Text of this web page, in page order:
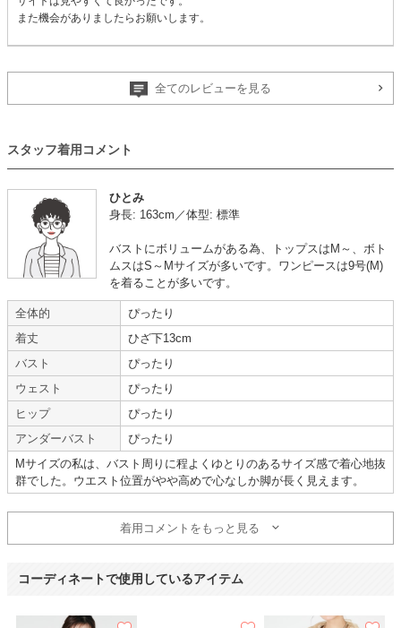
また機会がありましたらお願いします。
【A02971】を使用
体重 :50～54kg
【一緒に注文した商品】
ウエストがゴムで着やすい
【A02969】を使用
年齢 :
身長 :
160〜164cm
体重 :45～49kg
体型 : 華奢
使用シーン : 親族の結婚式
使用時期 :7月
使用地域 :神奈川県
サイズがぴったり。
夏、汗をかくので、あまりアクセサリーはつけたくないと思っていたので、
ネックレスがいらないデザインで、良かったです。
ネットのイメージよりは、明るめの青色だったと思います。
【一緒に注文した商品】
全てのレビューを見る
スタッフ着用コメント
ひとみ
身長: 163cm／体型: 標準
バストにボリュームがある為、トップスはM～、ボト
ムスはS～Mサイズが多いです。ワンピースは9号(M)
を着ることが多いです。
全体的
ぴったり
着丈
ひざ下13cm
バスト
ぴったり
ウェスト
ぴったり
ヒップ
ぴったり
アンダーバスト
ぴったり
Mサイズの私は、バスト周りに程よくゆとりのあるサイズ感で着心地抜
群でした。ウエスト位置がやや高めで心なしか脚が長く見えます。
着用コメントをもっと見る
コーディネートで使用しているアイテム